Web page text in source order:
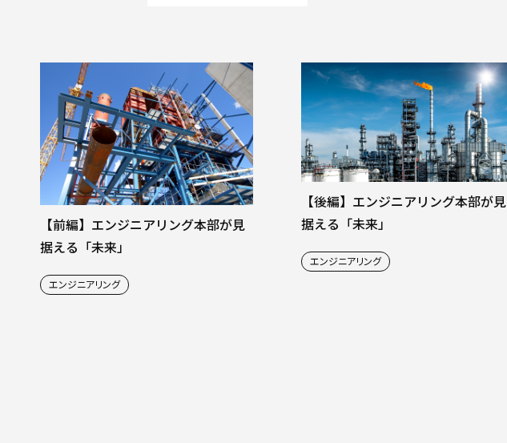
【前編】エンジニアリング本部が見
据える「未来」
エンジニアリング
【後編】エンジニアリング本部が見
据える「未来」
エンジニアリング